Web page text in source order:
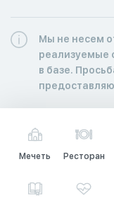
Мы не несем
реализуемые
в базе.
Мечеть Ресторан